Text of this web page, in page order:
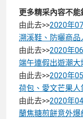
更多精采內容不能
由此去>>2020年
溯溪鞋、防曬商品
由此去>>2020年
端午連假出遊潮大
由此去>>2020年
荷包、愛文芒果人
由此去>>2020年
蘭焦糖煎餅意外爆